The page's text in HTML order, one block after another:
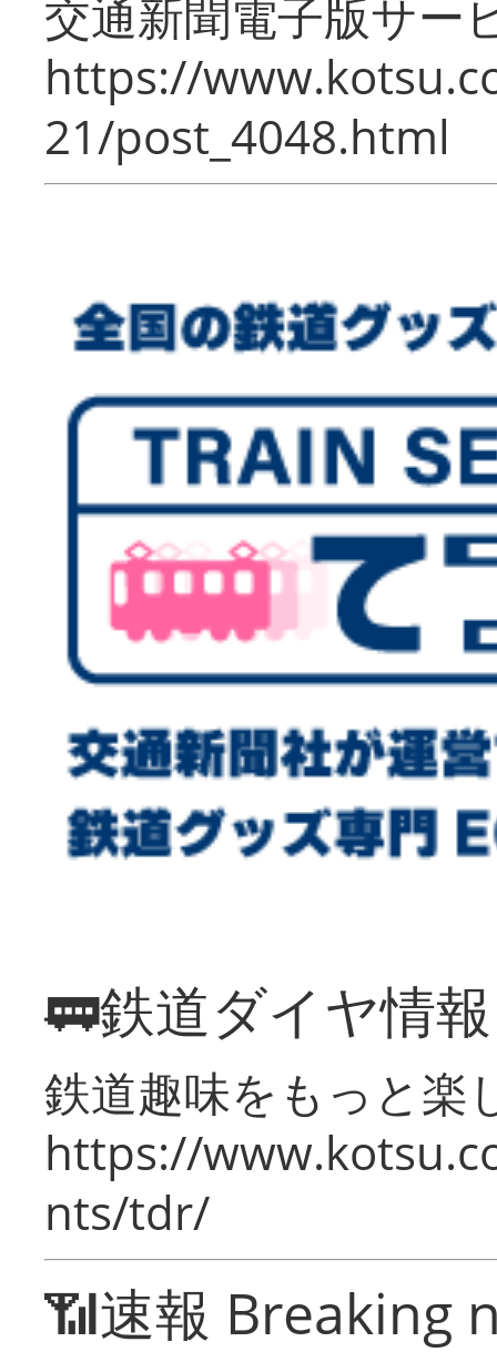
交通新聞電子版サー
https://
21/post_4048.html
🚃鉄道ダイヤ情
鉄道趣味をもっと楽
https://
nts/tdr/
📶速報 Breaking